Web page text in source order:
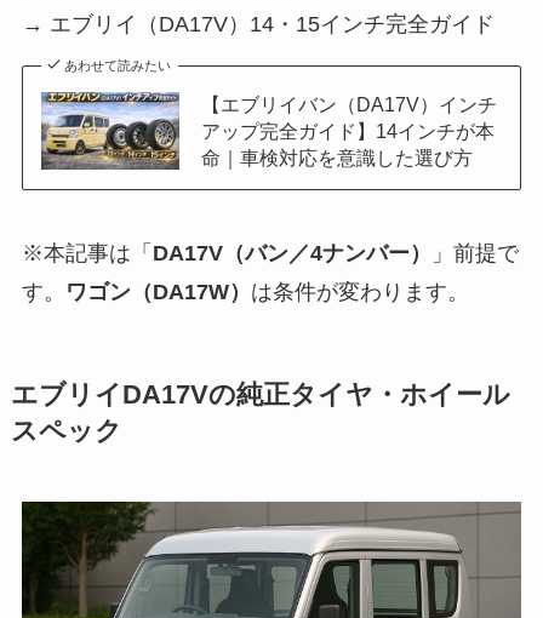
→ エブリイ（DA17V）14・15インチ完全ガイド
あわせて読みたい
【エブリイバン（DA17V）インチ
アップ完全ガイド】14インチが本
命｜車検対応を意識した選び方
※本記事は「 DA17V（バン／4ナンバー）
」前提で
す。
ワゴン（DA17W） は条件が変わります。
エブリイDA17Vの純正タイヤ・ホイール
スペック